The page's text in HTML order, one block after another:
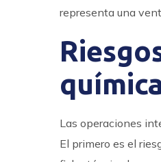
representa una
Las operaciones
El primero es el